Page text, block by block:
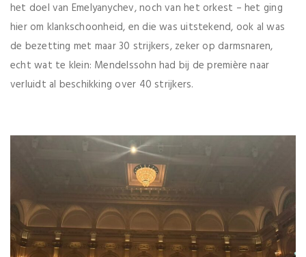
het doel van Emelyanychev, noch van het orkest – het ging
hier om klankschoonheid, en die was uitstekend, ook al was
de bezetting met maar 30 strijkers, zeker op darmsnaren,
echt wat te klein: Mendelssohn had bij de première naar
verluidt al beschikking over 40 strijkers.